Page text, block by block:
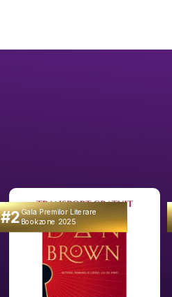
#2Gala Premilor Literare
Bookzone 2025